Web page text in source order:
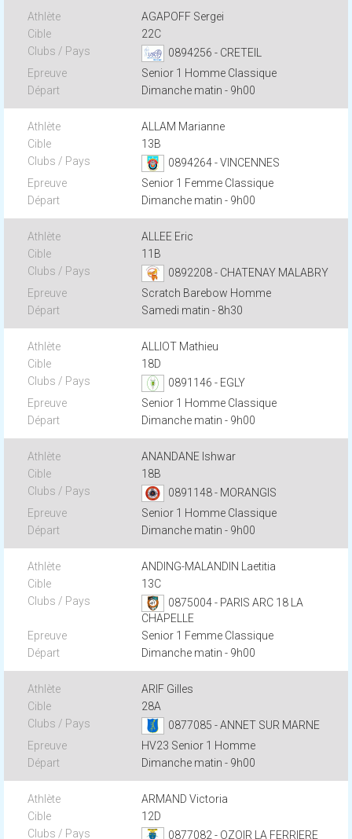
AGAPOFF Sergei
22C
0894256 - CRETEIL
Senior 1 Homme Classique
Dimanche matin - 9h00
ALLAM Marianne
13B
0894264 - VINCENNES
Senior 1 Femme Classique
Dimanche matin - 9h00
ALLEE Eric
11B
0892208 - CHATENAY MALABRY
Scratch Barebow Homme
Samedi matin - 8h30
ALLIOT Mathieu
18D
0891146 - EGLY
Senior 1 Homme Classique
Dimanche matin - 9h00
ANANDANE Ishwar
18B
0891148 - MORANGIS
Senior 1 Homme Classique
Dimanche matin - 9h00
ANDING-MALANDIN Laetitia
13C
0875004 - PARIS ARC 18 LA
CHAPELLE
Senior 1 Femme Classique
Dimanche matin - 9h00
ARIF Gilles
28A
0877085 - ANNET SUR MARNE
HV23 Senior 1 Homme
Dimanche matin - 9h00
ARMAND Victoria
12D
0877082 - OZOIR LA FERRIERE